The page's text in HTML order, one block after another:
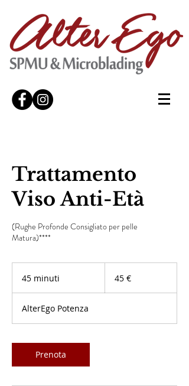
Trattamento
Viso Anti-Età
(Rughe Profonde Consigliato per pelle
Matura)****
45 minuti
i
n
t
i
45 €
AlterEgo Potenza
Prenota